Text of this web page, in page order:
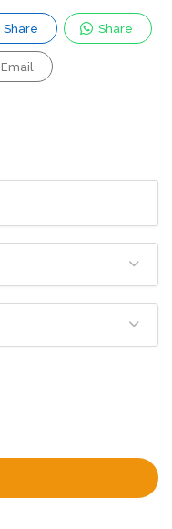
Share Share
Email